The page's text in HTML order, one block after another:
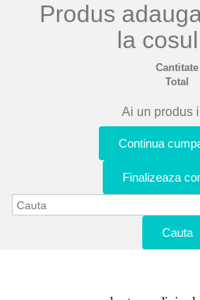
Produs
la
Cantitate
Total
Ai un produs
Continua
Finalizeaza
Cauta